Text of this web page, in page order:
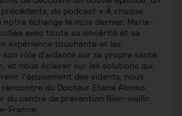
du podcast « À chaque
échange le mois dernier, Maria-
avec toute sa sincérité et sa
expérience touchante et les
son rôle d’aidante sur sa propre santé.
et nous éclairer sur les solutions qui
l’épuisement des aidants, nous
rencontre du Docteur Eliana Alonso,
du centre de prévention Bien-vieillir
France.